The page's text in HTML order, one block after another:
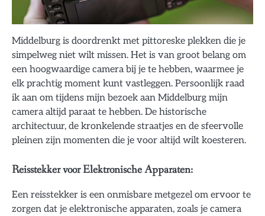
Middelburg is doordrenkt met pittoreske plekken die je
simpelweg niet wilt missen. Het is van groot belang om
een hoogwaardige camera bij je te hebben, waarmee je
elk prachtig moment kunt vastleggen. Persoonlijk raad
ik aan om tijdens mijn bezoek aan Middelburg mijn
camera altijd paraat te hebben. De historische
architectuur, de kronkelende straatjes en de sfeervolle
pleinen zijn momenten die je voor altijd wilt koesteren.
Reisstekker voor Elektronische Apparaten:
Een reisstekker is een onmisbare metgezel om ervoor te
zorgen dat je elektronische apparaten, zoals je camera